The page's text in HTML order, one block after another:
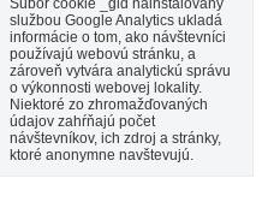
Súbor cookie _gid nainštalovaný
službou Google Analytics ukladá
informácie o tom, ako návštevníci
používajú webovú stránku, a
zároveň vytvára analytickú správu
o výkonnosti webovej lokality.
Niektoré zo zhromažďovaných
údajov zahŕňajú počet
návštevníkov, ich zdroj a stránky,
ktoré anonymne navštevujú.